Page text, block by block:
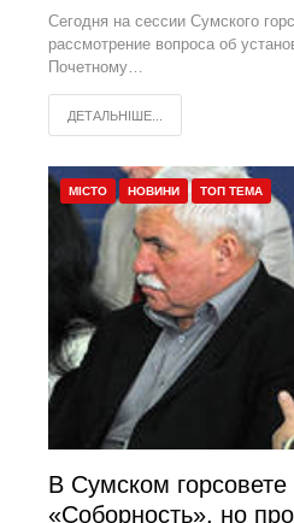
Сегодня на сессии Сумского
рассмотрение вопроса об
Почетному…
ДЕТАЛЬНІШЕ...
МІСТО НОВИНИ ТОП ТЕМА
В Сумском
«Соборность», но